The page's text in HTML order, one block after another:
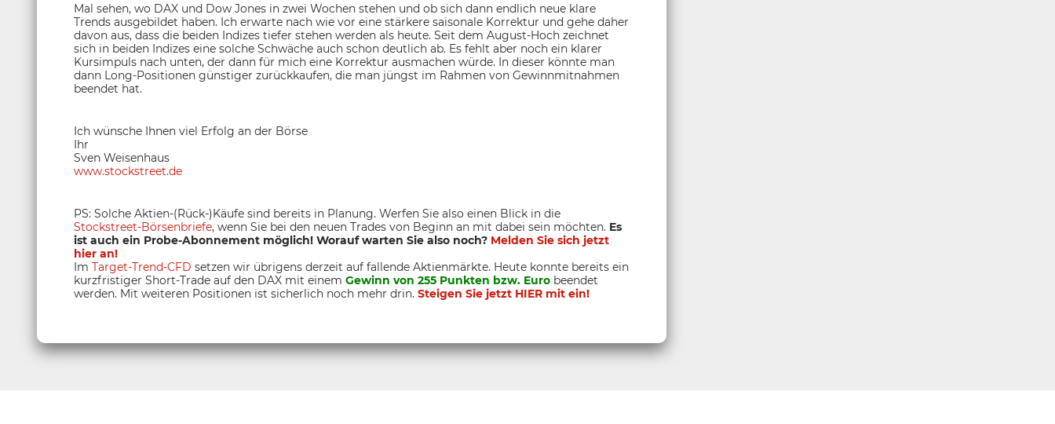
Mal sehen, wo DAX und Dow Jones in zwei Wochen stehen und ob sich dann endlich neue klare
Trends ausgebildet haben. Ich erwarte nach wie vor eine stärkere saisonale Korrektur und gehe daher
davon aus, dass die beiden Indizes tiefer stehen werden als heute. Seit dem August-Hoch zeichnet
sich in beiden Indizes eine solche Schwäche auch schon deutlich ab. Es fehlt aber noch ein klarer
Kursimpuls nach unten, der dann für mich eine Korrektur ausmachen würde. In dieser könnte man
dann Long-Positionen günstiger zurückkaufen, die man jüngst im Rahmen von Gewinnmitnahmen
beendet hat.
Ich wünsche Ihnen viel Erfolg an der Börse
Ihr
Sven Weisenhaus
www.stockstreet.de
PS: Solche Aktien-(Rück-)Käufe sind bereits in Planung. Werfen Sie also einen Blick in die
Stockstreet-Börsenbriefe, wenn Sie bei den neuen Trades von Beginn an mit dabei sein möchten. Es
ist auch ein Probe-Abonnement möglich! Worauf warten Sie also noch? Melden Sie sich jetzt
hier an!
Im Target-Trend-CFD setzen wir übrigens derzeit auf fallende Aktienmärkte. Heute konnte bereits ein
kurzfristiger Short-Trade auf den DAX mit einem Gewinn von 255 Punkten bzw. Euro beendet
werden. Mit weiteren Positionen ist sicherlich noch mehr drin. Steigen Sie jetzt HIER mit ein!